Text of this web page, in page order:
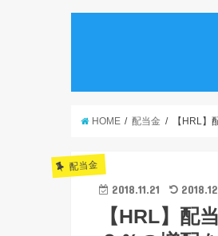
HOME 配当金 【HRL】
配当金
2018.11.21
【HRL】配